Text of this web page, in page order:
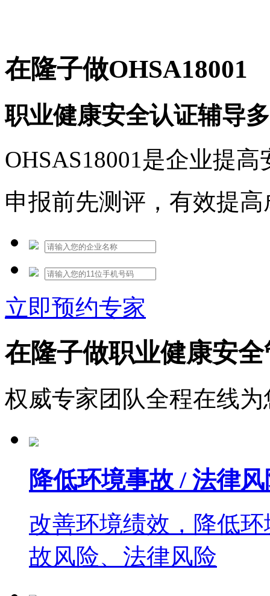
在隆子做OHSA18001
职业健康安全认证辅导
OHSAS18001是企业提
申报前先测评，有效提
立即预约专家
在隆子做职业健康安
权威专家团队全程在线
降低环境事故 / 法律
改善环境绩效，降低环
故风险、法律风险